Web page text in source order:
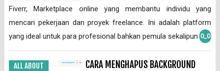
Fiverr, Marketplace online yang membantu individu yang
mencari pekerjaan dan proyek freelance. Ini adalah platform
yang ideal untuk para profesional bahkan pemula sekalipun 0_0
ALL ABOUT
CARA MENGHAPUS BACKGROUND